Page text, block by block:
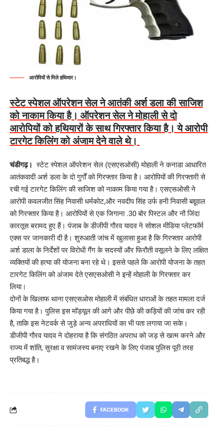
आरोपियों से मिले हथियार।
स्टेट स्पेशल ऑपरेशन सेल ने आतंकी अर्श डला की साजिश
को नाकाम किया है। ऑपरेशन सेल ने मोहाली से दो
आरोपियों को हथियारों के साथ गिरफ्तार किया है। ये आरोपी
टारगेट किलिंग को अंजाम देने वाले थे।
चंडीगढ़। स्टेट स्पेशल ऑपरेशन सेल (एसएसओसी) मोहाली ने कनाडा आधारित
आतंकवादी अर्श डला के दो गुर्गों को गिरफ्तार किया है। आरोपियों की गिरफ्तारी से
रची गई टारगेट किलिंग की साजिश को नाकाम किया गया है। एसएसओसी ने
आरोपी कवलजीत सिंह निवासी धर्मकोट,और नवदीप सिंह उर्फ हनी निवासी बद्दूवाल
को गिरफ्तार किया है। आरोपियों से एक जिगाना .30 बोर पिस्टल और नौ जिंदा
कारतूस बरामद हुए हैं। पंजाब के डीजीपी गौरव यादव ने सोशल मीडिया प्लेटफॉर्म
एक्स पर जानकारी दी है। शुरुआती जांच में खुलासा हुआ है कि गिरफ्तार आरोपी
अर्श डाला के निर्देशों पर विरोधी गैंग के सदस्यों और फिरौती वसूलने के लिए लक्षित
व्यक्तियों की हत्या की योजना बना रहे थे। इससे पहले कि आरोपी योजना के तहत
टारगेट किलिंग को अंजाम देते एसएसओसी ने इन्हें मोहाली के गिरफ्तार कर
लिया।
दोनों के खिलाफ थाना एसएसओस मोहाली में संबंधित धाराओं के तहत मामला दर्ज
किया गया है। पुलिस इस मॉड्यूल की आगे और पीछे की कड़ियों की जांच कर रही
है, ताकि इस नेटवर्क से जुड़े अन्य अपराधियों का भी पता लगाया जा सके।
डीजीपी गौरव यादव ने दोहराया है कि संगठित अपराध को जड़ से खत्म करने और
राज्य में शांति, सुरक्षा व सामंजस्य बनाए रखने के लिए पंजाब पुलिस पूरी तरह
प्रतिबद्ध है।
FACEBOOK